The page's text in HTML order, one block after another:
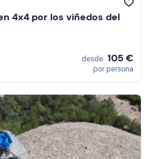
4x4 por los viñedos del
desde 105 €
por persona